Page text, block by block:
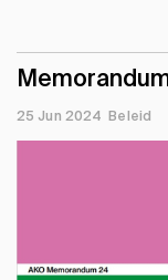
25 Jun 2024 Beleid